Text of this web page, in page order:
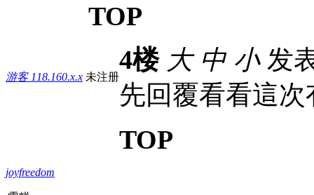
TOP
游客 118.160.x.x 未注册
4楼 大 中 小发
先回覆看看這
TOP
joyfreedom